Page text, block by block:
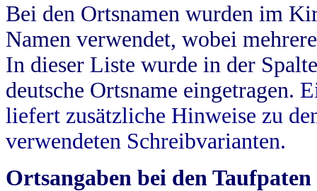
Bei den Ortsnamen wurden im
Namen verwendet, wobei
In dieser Liste wurde in der
deutsche Ortsname eingetragen.
liefert zusätzliche Hinweise zu
verwendeten Schreibvarianten.
Ortsangaben bei den Taufpaten